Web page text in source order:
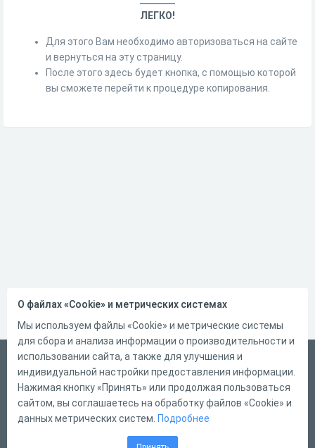
ЛЕГКО!
Для этого Вам необходимо авторизоваться на сайте
и вернуться на эту страницу.
После этого здесь будет кнопка, с помощью которой
вы сможете перейти к процедуре копирования.
Русский
Справка
Форма обратной связи
О файлах «Cookie» и метрических системах
Мы используем файлы «Cookie» и метрические системы
для сбора и анализа информации о производительности и
использовании сайта, а также для улучшения и
индивидуальной настройки предоставления информации.
Нажимая кнопку «Принять» или продолжая пользоваться
сайтом, вы соглашаетесь на обработку файлов «Cookie» и
данных метрических систем. Подробнее